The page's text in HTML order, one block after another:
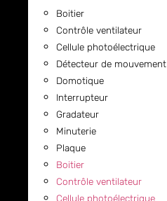
Boitier
Contrôle ventilateur
Cellule photoélectrique
Détecteur de mouvement
Domotique
Interrupteur
Gradateur
Minuterie
Plaque
Boitier
Contrôle ventilateur
Cellule photoélectrique